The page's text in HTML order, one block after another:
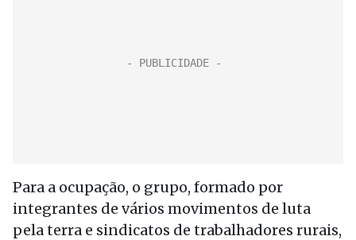
Para a ocupação, o grupo, formado por
integrantes de vários movimentos de luta
pela terra e sindicatos de trabalhadores rurais,